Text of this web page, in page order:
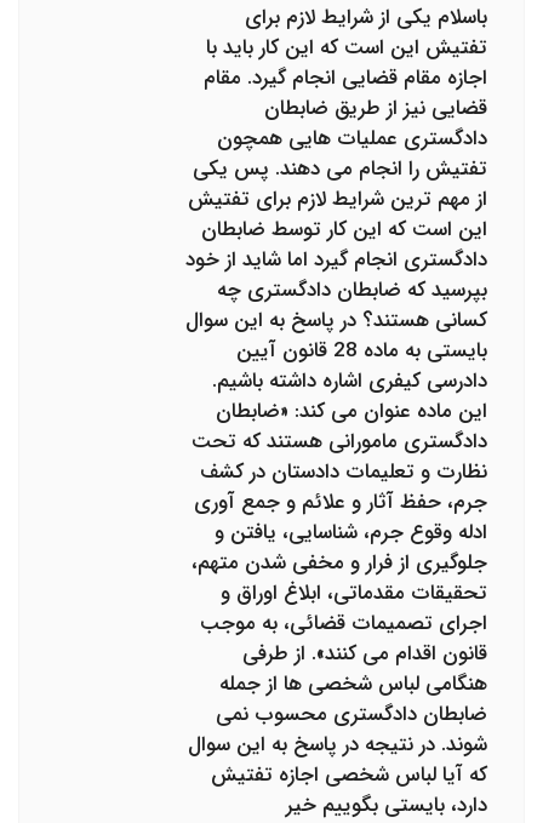
باسلام یکی از شرایط لازم برای
تفتیش این است که این کار باید با
اجازه مقام قضایی انجام گیرد. مقام
قضایی نیز از طریق ضابطان
دادگستری عملیات هایی همچون
تفتیش را انجام می دهند. پس یکی
از مهم ترین شرایط لازم برای تفتیش
این است که این کار توسط ضابطان
دادگستری انجام گیرد اما شاید از خود
بپرسید که ضابطان دادگستری چه
کسانی هستند؟ در پاسخ به این سوال
بایستی به ماده 28 قانون آیین
دادرسی کیفری اشاره داشته باشیم.
این ماده عنوان می کند: «ضابطان
دادگستری مامورانی هستند که تحت
نظارت و تعلیمات دادستان در کشف
جرم، حفظ آثار و علائم و جمع آوری
ادله وقوع جرم، شناسایی، یافتن و
جلوگیری از فرار و مخفی شدن متهم،
تحقیقات مقدماتی، ابلاغ اوراق و
اجرای تصمیمات قضائی، به موجب
قانون اقدام می کنند». از طرفی
هنگامی لباس شخصی ها از جمله
ضابطان دادگستری محسوب نمی
شوند. در نتیجه در پاسخ به این سوال
که آیا لباس شخصی اجازه تفتیش
دارد، بایستی بگوییم خیر